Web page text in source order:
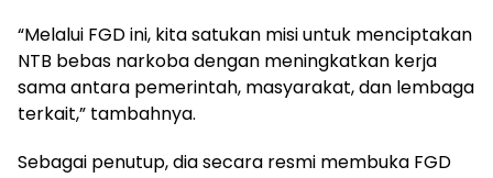
“Melalui FGD ini, kita satukan misi untuk menciptakan
NTB bebas narkoba dengan meningkatkan kerja
sama antara pemerintah, masyarakat, dan lembaga
terkait,” tambahnya.
Sebagai penutup, dia secara resmi membuka FGD